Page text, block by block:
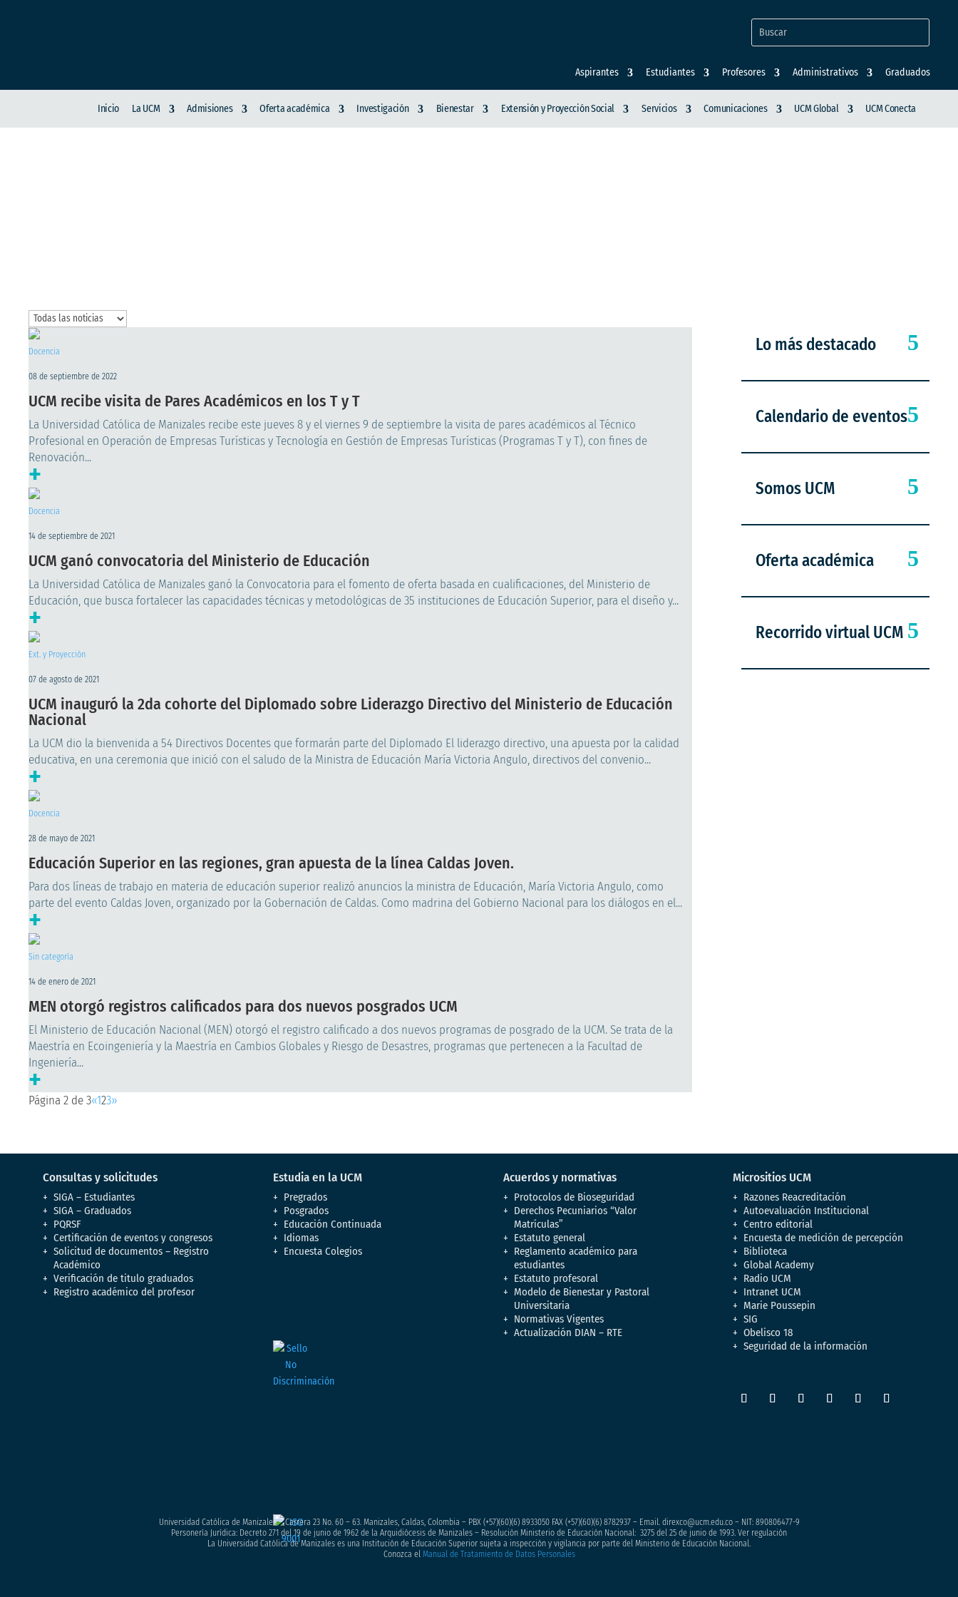
Aspirantes Estudiantes Profesores Administrativos Graduados
Inicio La UCM Admisiones Oferta académica Investigación Bienestar Extensión y Proyección Social Servicios Comunicaciones UCM Global UCM Conecta
Docencia
08 de septiembre de 2022
UCM recibe visita de Pares Académicos en los T y T
La Universidad Católica de Manizales recibe este jueves 8 y el viernes 9 de septiembre la visita de pares académicos al Técnico
Profesional en Operación de Empresas Turísticas y Tecnología en Gestión de Empresas Turísticas (Programas T y T), con fines de
Renovación...
+
Docencia
14 de septiembre de 2021
UCM ganó convocatoria del Ministerio de Educación
La Universidad Católica de Manizales ganó la Convocatoria para el fomento de oferta basada en cualificaciones, del Ministerio de
Educación, que busca fortalecer las capacidades técnicas y metodológicas de 35 instituciones de Educación Superior, para el diseño y...
+
Ext. y Proyección
07 de agosto de 2021
UCM inauguró la 2da cohorte del Diplomado sobre Liderazgo Directivo del Ministerio de Educación
Nacional
La UCM dio la bienvenida a 54 Directivos Docentes que formarán parte del Diplomado El liderazgo directivo, una apuesta por la calidad
educativa, en una ceremonia que inició con el saludo de la Ministra de Educación María Victoria Angulo, directivos del convenio...
+
Docencia
28 de mayo de 2021
Educación Superior en las regiones, gran apuesta de la línea Caldas Joven.
Para dos líneas de trabajo en materia de educación superior realizó anuncios la ministra de Educación, María Victoria Angulo, como
parte del evento Caldas Joven, organizado por la Gobernación de Caldas. Como madrina del Gobierno Nacional para los diálogos en el...
+
Sin categoría
14 de enero de 2021
MEN otorgó registros calificados para dos nuevos posgrados UCM
El Ministerio de Educación Nacional (MEN) otorgó el registro calificado a dos nuevos programas de posgrado de la UCM. Se trata de la
Maestría en Ecoingeniería y la Maestría en Cambios Globales y Riesgo de Desastres, programas que pertenecen a la Facultad de
Ingeniería...
+
Página 2 de 3«123»
Lo más destacado
Calendario de eventos
Somos UCM
Oferta académica
Recorrido virtual UCM
Consultas y solicitudes
SIGA – Estudiantes
SIGA – Graduados
PQRSF
Certificación de eventos y congresos
Solicitud de documentos – Registro
Académico
Verificación de titulo graduados
Registro académico del profesor
Estudia en la UCM
Pregrados
Posgrados
Educación Continuada
Idiomas
Encuesta Colegios
Acuerdos y normativas
Protocolos de Bioseguridad
Derechos Pecuniarios “Valor
Matrículas”
Estatuto general
Reglamento académico para
estudiantes
Estatuto profesoral
Modelo de Bienestar y Pastoral
Universitaria
Normativas Vigentes
Actualización DIAN – RTE
Micrositios UCM
Razones Reacreditación
Autoevaluación Institucional
Centro editorial
Encuesta de medición de percepción
Biblioteca
Global Academy
Radio UCM
Intranet UCM
Marie Poussepin
SIG
Obelisco 18
Seguridad de la información
Universidad Católica de Manizales – Carrera 23 No. 60 – 63. Manizales, Caldas, Colombia – PBX (+57)(60)(6) 8933050FAX (+57)(60)(6) 8782937 – Email. direxco@ucm.edu.co – NIT: 890806477-9
Personería Jurídica: Decreto 271 del 19 de junio de 1962 de la Arquidiócesis de Manizales – Resolución Ministerio de Educación Nacional: 3275 del 25 de junio de 1993. Ver regulación
La Universidad Católica de Manizales es una Institución de Educación Superior sujeta a inspección y vigilancia por parte del Ministerio de Educación Nacional.
Conozca el Manual de Tratamiento de Datos Personales